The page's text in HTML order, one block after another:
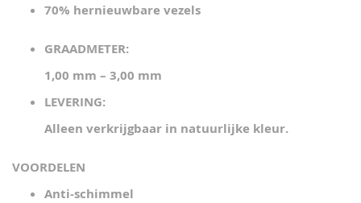
70% hernieuwbare vezels
GRAADMETER:
1,00 mm – 3,00 mm
LEVERING:
Alleen verkrijgbaar in natuurlijke kleur.
VOORDELEN
Anti-schimmel